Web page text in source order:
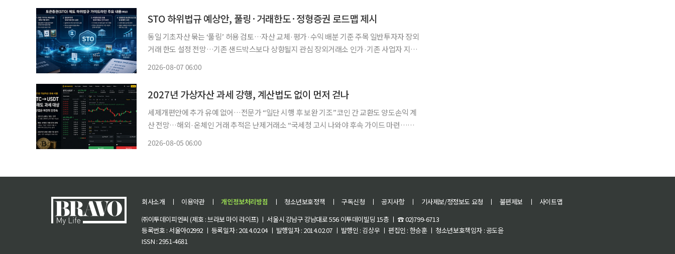
STO 하위법규 예상안, 풀링·거래한도·정형증권 로드맵 제시
동일 기초자산 묶는 ‘풀링’ 허용 검토…자산 교체·평가·수익 배분 기준 주목 일반투자자 장외
거래 한도 설정 전망…기존 샌드박스보다 상향될지 관심 장외거래소 인가·기존 사업자 지위
2026-08-07 06:00
2027년 가상자산 과세 강행, 계산법도 없이 먼저 걷나
세제개편안에 추가 유예 없어…전문가 “일단 시행 후 보완 기조”코인 간 교환도 양도손익 계
산 전망…해외·온체인 거래 추적은 난제거래소 “국세청 고시 나와야 후속 가이드 마련…현
2026-08-05 06:00
회사소개 ㅣ 이용약관 ㅣ 개인정보처리방침 ㅣ 청소년보호정책 ㅣ 구독신청 ㅣ 공지사항 ㅣ 기사제보/정정보도 요청 ㅣ 불편제보 ㅣ
사이트맵
㈜이투데이피엔씨 (제호 : 브라보 마이 라이프) ㅣ 서울시 강남구 강남대로 556 이투데이빌딩 15층 ㅣ ☎ 02)799-6713
등록번호 : 서울아02992 ㅣ 등록일자 : 2014.02.04 ㅣ 발행일자 : 2014.02.07 ㅣ 발행인 : 김상우 ㅣ 편집인 : 한승훈 ㅣ 청소년보호책임자 : 공도윤
ISSN : 2951-4681